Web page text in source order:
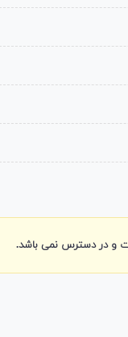
و در دسترس نمی باشد.